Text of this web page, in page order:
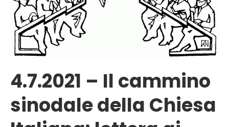
4.7.2021 – Il cammino
sinodale della Chiesa